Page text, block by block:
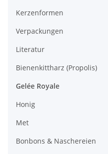
Kerzenformen
Verpackungen
Literatur
Bienenkittharz (Propolis)
Gelée Royale
Honig
Met
Bonbons & Naschereien